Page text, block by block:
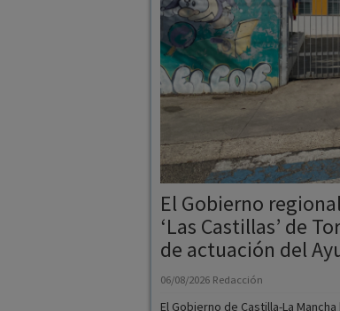
El Gobierno
‘Las Castillas’ de
de actuación del
El Gobierno de Castilla-La
reparar la cubierta del CEIP ‘Las
Provincia